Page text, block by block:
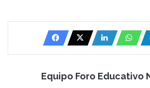
Equipo Foro Educativo